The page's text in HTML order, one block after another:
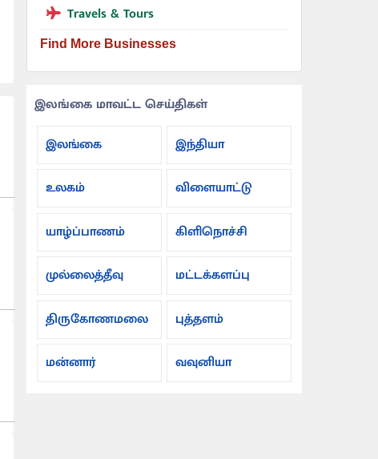
Travels & Tours
Find More Businesses
இலங்கை மாவட்ட செய்திகள்
இலங்கை
இந்தியா
உலகம் விளையாட்டு
யாழ்ப்பாணம் கிளிநொச்சி
முல்லைத்தீவு மட்டக்களப்பு
திருகோணமலை புத்தளம்
மன்னார் வவுனியா